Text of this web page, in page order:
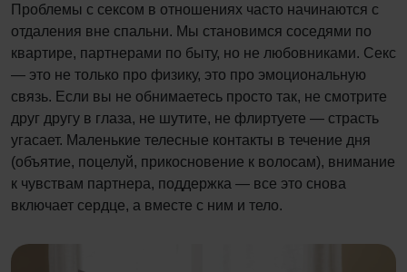
Проблемы с сексом в отношениях часто начинаются с
отдаления вне спальни. Мы становимся соседями по
квартире, партнерами по быту, но не любовниками. Секс
— это не только про физику, это про эмоциональную
связь. Если вы не обнимаетесь просто так, не смотрите
друг другу в глаза, не шутите, не флиртуете — страсть
угасает. Маленькие телесные контакты в течение дня
(объятие, поцелуй, прикосновение к волосам), внимание
к чувствам партнера, поддержка — все это снова
включает сердце, а вместе с ним и тело.